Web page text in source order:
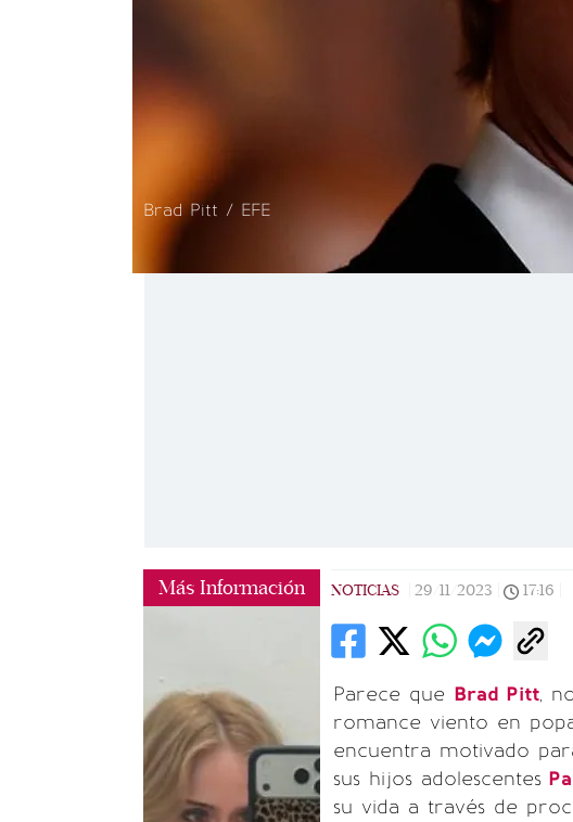
Brad Pitt / EFE
Más Información NOTICIAS 29/11/2023 17:16
Parece que Brad Pitt,
romance viento en
encuentra motivado
sus hijos adolescentes
su vida a través de